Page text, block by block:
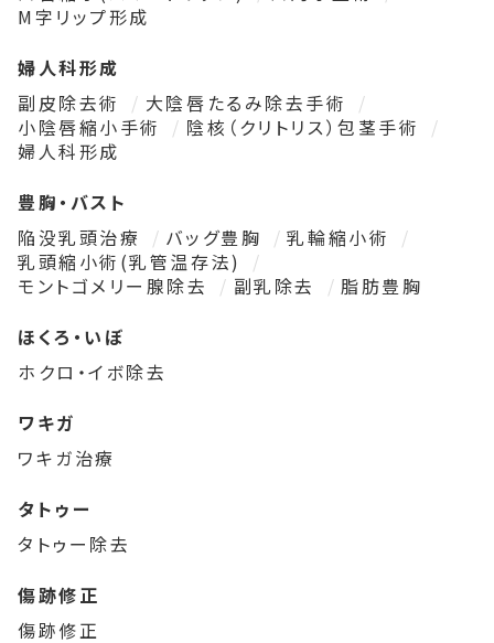
M字リップ形成
婦人科形成
副皮除去術
大陰唇たるみ除去手術
小陰唇縮小手術
陰核（クリトリス）包茎手術
婦人科形成
豊胸・バスト
陥没乳頭治療
バッグ豊胸
乳輪縮小術
乳頭縮小術(乳管温存法)
モントゴメリー腺除去
副乳除去
脂肪豊胸
ほくろ・いぼ
ホクロ・イボ除去
ワキガ
ワキガ治療
タトゥー
タトゥー除去
傷跡修正
傷跡修正